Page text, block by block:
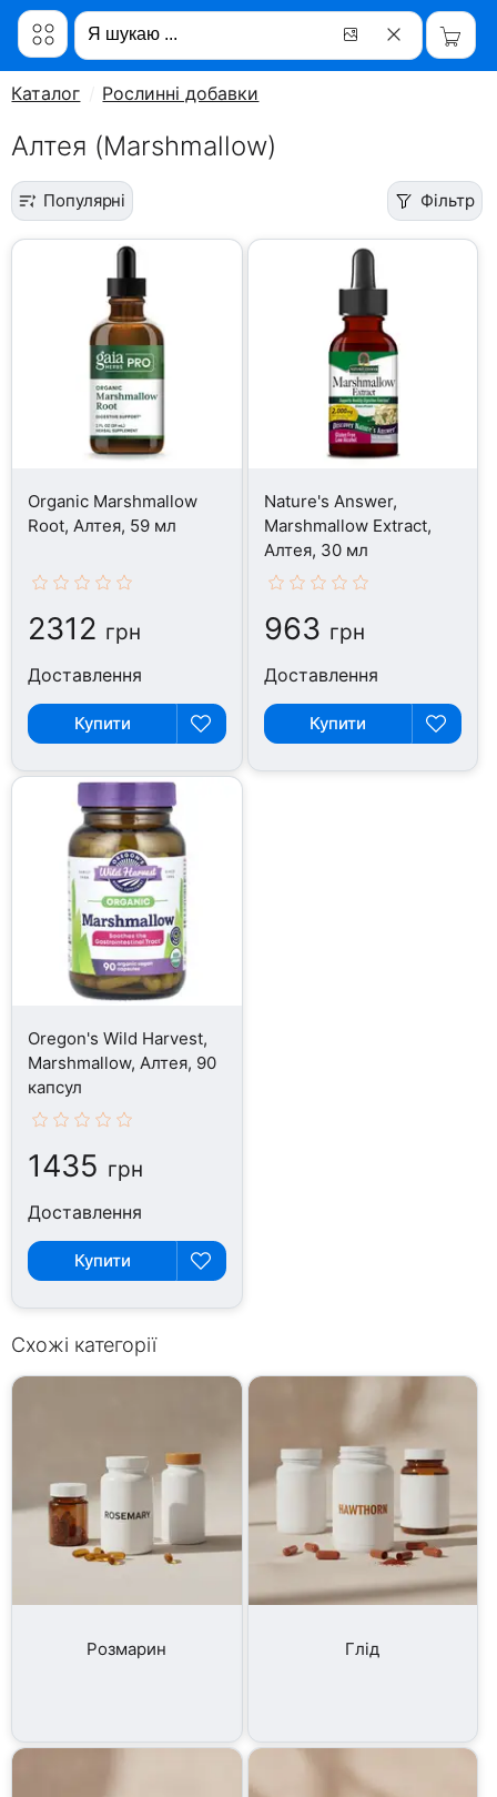
Каталог Рослинні добавки
Алтея (Marshmallow)
Популярні Фільтр
Organic Marshmallow
Root, Алтея, 59 мл
2312 грн
Доставлення
Купити
Nature's Answer,
Marshmallow Extract,
Алтея, 30 мл
963 грн
Доставлення
Купити
Oregon's Wild Harvest,
Marshmallow, Алтея, 90
капсул
1435 грн
Доставлення
Купити
Схожі категорії
Розмарин Глід